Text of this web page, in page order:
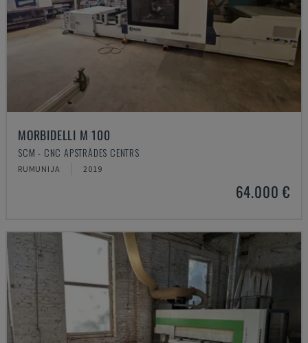
MORBIDELLI M 100
SCM - CNC APSTRĀDES CENTRS
RUMUNIJA 2019
64.000 €